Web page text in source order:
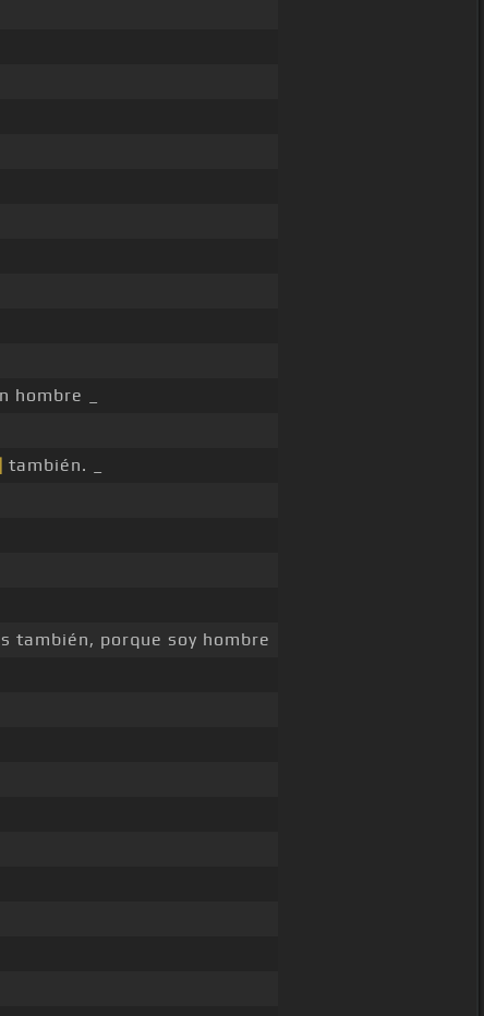
hombre _
también. _
también, porque soy hombre